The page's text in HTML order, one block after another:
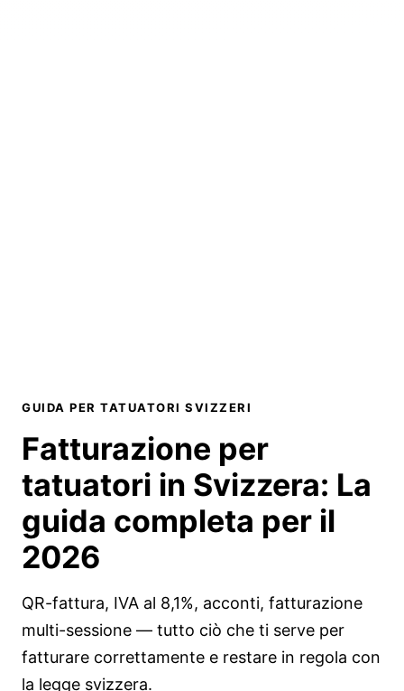
GUIDA PER TATUATORI SVIZZERI
Fatturazione per
tatuatori in Svizzera: La
guida completa per il
2026
QR-fattura, IVA al 8,1%, acconti, fatturazione
multi-sessione — tutto ciò che ti serve per
fatturare correttamente e restare in regola con
la legge svizzera.